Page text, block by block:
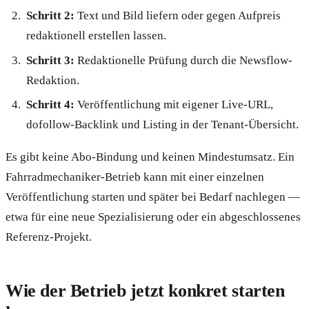
Schritt 2: Text und Bild liefern oder gegen Aufpreis
redaktionell erstellen lassen.
Schritt 3: Redaktionelle Prüfung durch die Newsflow-
Redaktion.
Schritt 4: Veröffentlichung mit eigener Live-URL,
dofollow-Backlink und Listing in der Tenant-Übersicht.
Es gibt keine Abo-Bindung und keinen Mindestumsatz. Ein
Fahrradmechaniker-Betrieb kann mit einer einzelnen
Veröffentlichung starten und später bei Bedarf nachlegen —
etwa für eine neue Spezialisierung oder ein abgeschlossenes
Referenz-Projekt.
Wie der Betrieb jetzt konkret starten